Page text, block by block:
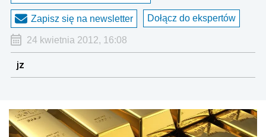
Zapisz się na newsletter Dołącz do ekspertów
24 kwietnia 2012, 16:08
jz